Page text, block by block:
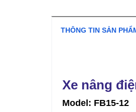
THÔNG TIN SẢN
Xe nâng
Model: FB15-12